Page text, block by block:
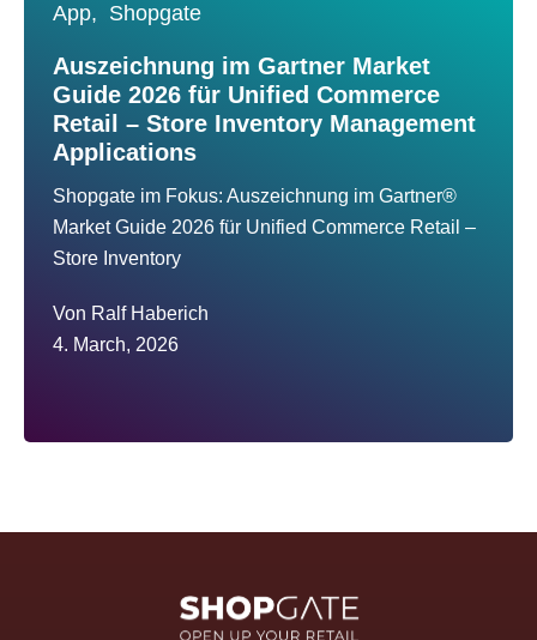
App, Shopgate
Auszeichnung im Gartner Market
Guide 2026 für Unified Commerce
Retail – Store Inventory Management
Applications
Shopgate im Fokus: Auszeichnung im Gartner®
Market Guide 2026 für Unified Commerce Retail –
Store Inventory
Von Ralf Haberich
4. March, 2026